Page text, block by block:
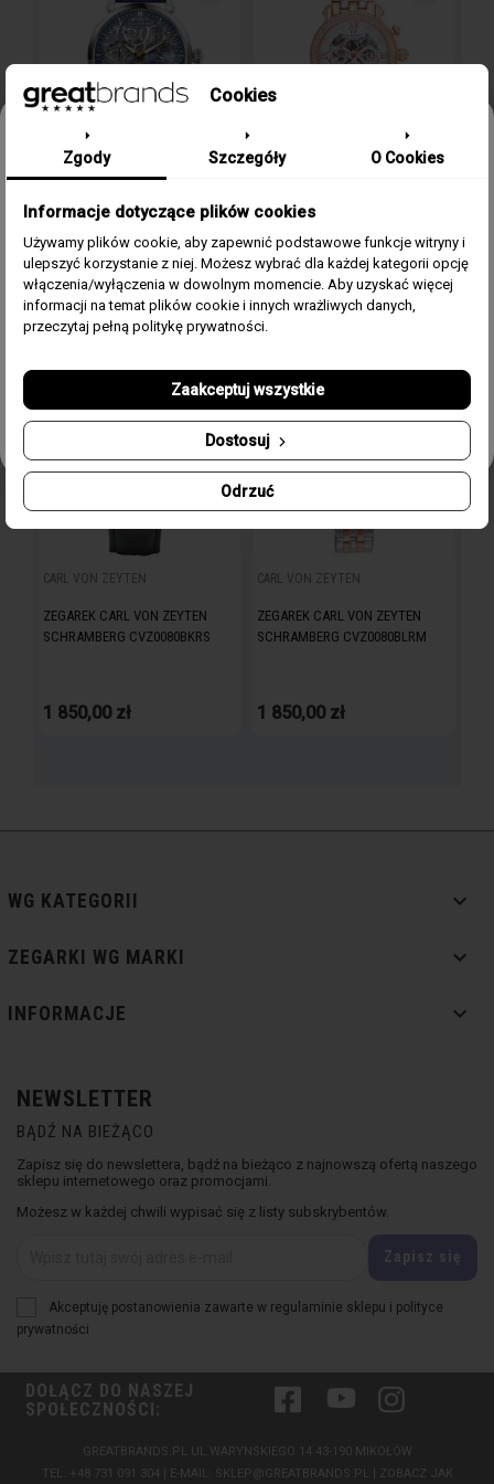
CARL VON ZEYTEN
ZEGAREK CARL VON ZEYTEN
1 890,00 zł
ZEGAREK CARL VON ZEYTEN
1 950,00 zł
CARL VON ZEYTEN
ZEGAREK CARL VON ZEYTEN
SCHRAMBERG CVZ0080BKRS
1 850,00 zł
favorite_border
CARL VON ZEYTEN
ZEGAREK CARL VON ZEYTEN
SCHRAMBERG CVZ0080BLRM
1 850,00 zł
WG KATEGORII 
ZEGARKI WG MARKI 
INFORMACJE 
Cookies
Zgody Szczegóły O Cookies
Informacje dotyczące plików cookies
Używamy plików cookie, aby zapewnić podstawowe funkcje witryny i
ulepszyć korzystanie z niej. Możesz wybrać dla każdej kategorii opcję
włączenia/wyłączenia w dowolnym momencie. Aby uzyskać więcej
informacji na temat plików cookie i innych wrażliwych danych,
przeczytaj pełną politykę prywatności.
Odrzuć
Dostosuj
Zaakceptuj wszystkie
NEWSLETTER
BĄDŹ NA BIEŻĄCO
Zapisz się do newslettera, bądź na bieżąco z najnowszą ofertą naszego
sklepu internetowego oraz promocjami.
Możesz w każdej chwili wypisać się z listy subskrybentów.
Akceptuję postanowienia zawarte w regulaminie sklepu i polityce
prywatności
DOŁĄCZ DO NASZEJ
SPOŁECZNOŚCI:
FacebookYouTube
GREATBRANDS.PL UL.WARYNSKIEGO 14 43-190 MIKOŁÓW
TEL.
+48 731 091 304 | E-MAIL: SKLEP@GREATBRANDS.PL | ZOBACZ JAK
Odbierz 15% rabatu na pierwsze
zamówienie w greatbrands!
Zapisz się do bezpłatnego Newslettera i dowiaduj się pierwszy o
Email
ZgodaAkceptuję regulamin i wyrażam zgodę na przetwarzanie
powyższych danych osobowych w celu otrzymywania
Odbierz swój kupon!